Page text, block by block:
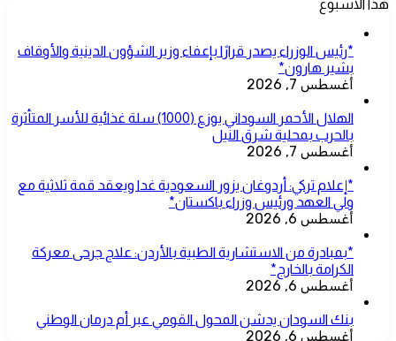
هذا الاسبوع
*رئيس الوزراء يصدر قرارًا بإعفاء وزير الشؤون الدينية والأوقاف
بشير هارون*
أغسطس 7, 2026
الهلال الأحمر السوداني يوزع (1000) سلة غذائية للأسر المتأثرة
بالحرب بمحلية شرق النيل
أغسطس 7, 2026
*إعلام تركي: أردوغان يزور السعودية غدا ويعقد قمة ثلاثية مع
ولي العهد ورئيس وزراء باكستان*
أغسطس 6, 2026
*بمبادرة من الاستشارية الطبية بالأردن: علاج جرحى معركة
الكرامة بالخارج*
أغسطس 6, 2026
بنك السودان يدشن المحول القومي عبر أم درمان الوطني
أغسطس 6, 2026